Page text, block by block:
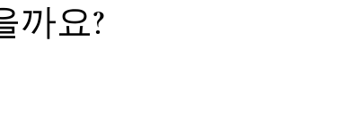
까요?